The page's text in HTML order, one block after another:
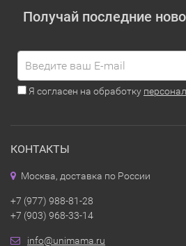
Получай последние
Я согласен на обработку
КОНТАКТЫ
Москва, доставка по России
+7 (977) 988-81-28
+7 (903) 968-33-14
info@unimama.ru